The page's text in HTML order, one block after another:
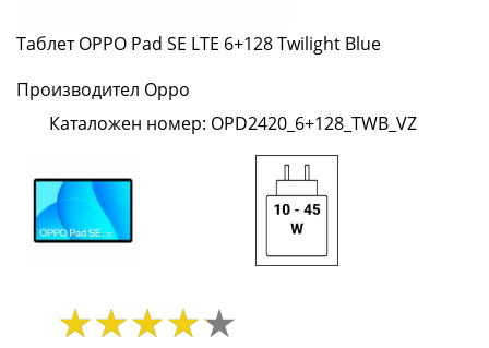
Blue
|
Fly.bg
Таблет OPPO Pad SE LTE 6+128 Twilight Blue
Производител Oppo
Каталожен номер: OPD2420_6+128_TWB_VZ